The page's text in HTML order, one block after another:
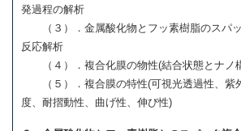
発過程の解析
（３）．金属酸化物とフッ素樹脂のスパ
反応解析
（４）．複合化膜の物性(結合状態とナノ
（５）．複合膜の特性(可視光透過性、紫
度、耐摺動性、曲げ性、伸び性)